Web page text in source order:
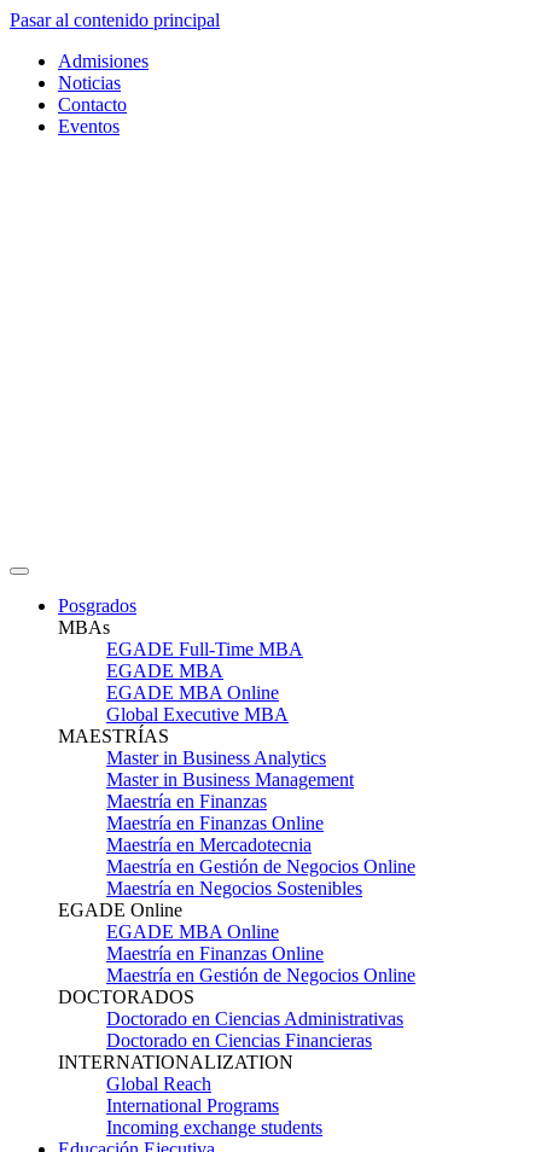
Pasar al contenido principal
Admisiones
Noticias
Contacto
Eventos
Posgrados
MBAs
EGADE Full-Time MBA
EGADE MBA
EGADE MBA Online
Global Executive MBA
MAESTRÍAS
Master in Business Analytics
Master in Business Management
Maestría en Finanzas
Maestría en Finanzas Online
Maestría en Mercadotecnia
Maestría en Gestión de Negocios Online
Maestría en Negocios Sostenibles
EGADE Online
EGADE MBA Online
Maestría en Finanzas Online
Maestría en Gestión de Negocios Online
DOCTORADOS
Doctorado en Ciencias Administrativas
Doctorado en Ciencias Financieras
INTERNATIONALIZATION
Global Reach
International Programs
Incoming exchange students